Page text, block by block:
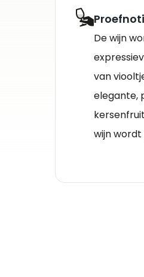
De wijn
van
elegante,
wijn wordt